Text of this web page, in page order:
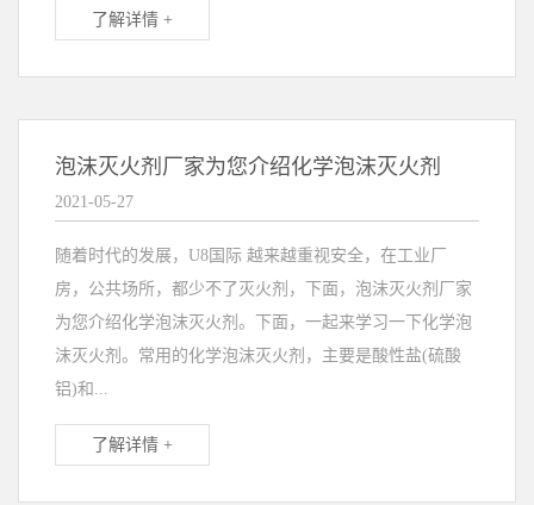
了解详情 +
泡沫灭火剂厂家为您介绍化学泡沫灭火剂
2021-05-27
随着时代的发展，U8国际 越来越重视安全，在工业厂
房，公共场所，都少不了灭火剂，下面，泡沫灭火剂厂家
为您介绍化学泡沫灭火剂。下面，一起来学习一下化学泡
沫灭火剂。常用的化学泡沫灭火剂，主要是酸性盐(硫酸
铝)和...
了解详情 +